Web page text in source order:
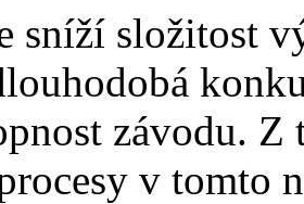
sníží složitost
závodu.
v tomto